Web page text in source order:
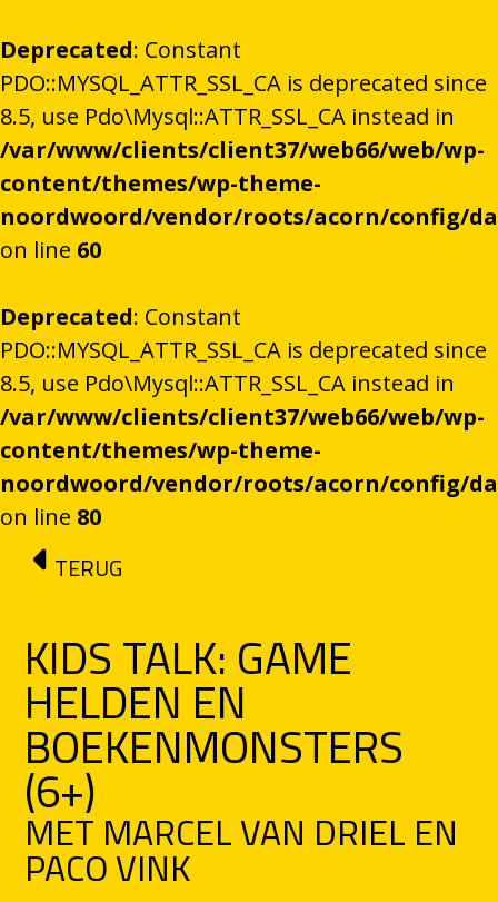
Deprecated: Constant
PDO::MYSQL_ATTR_SSL_CA is deprecated since
8.5, use Pdo\Mysql::ATTR_SSL_CA instead in
/var/www/clients/client37/web66/web/wp-
content/themes/wp-theme-
noordwoord/vendor/roots/acorn/config/
on line 60
Deprecated: Constant
PDO::MYSQL_ATTR_SSL_CA is deprecated since
8.5, use Pdo\Mysql::ATTR_SSL_CA instead in
/var/www/clients/client37/web66/web/wp-
content/themes/wp-theme-
noordwoord/vendor/roots/acorn/config/
on line 80
Ga naar de inhoud
TERUG
KIDS TALK: GAME
HELDEN EN
BOEKENMONSTERS
(6+)
MET MARCEL VAN DRIEL EN
PACO VINK